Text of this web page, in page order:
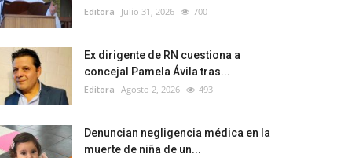
Editora Julio 31, 2026 700
Ex dirigente de RN cuestiona a
concejal Pamela Ávila tras...
Editora Agosto 2, 2026 493
Denuncian negligencia médica en la
muerte de niña de un...